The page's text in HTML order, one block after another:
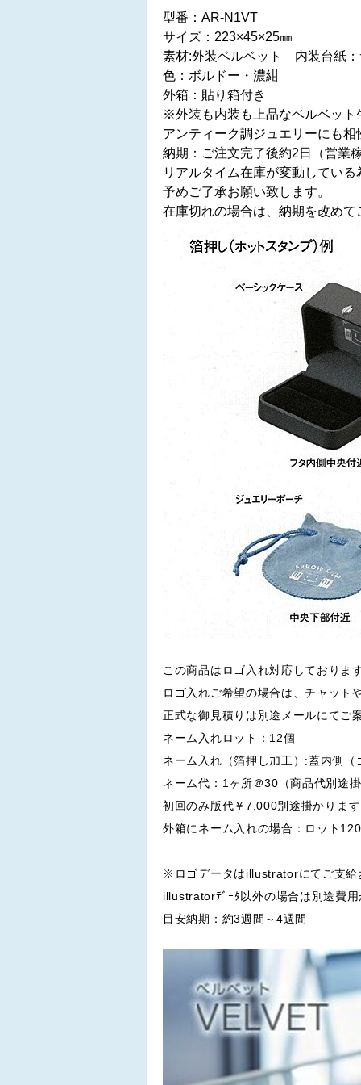
型番：AR-N1VT
サイズ：223×45×25㎜
素材:外装ベルベット 内装台紙：
色：ボルドー・濃紺
外箱：貼り箱付き
※外装も内装も上品なベルベット
アンティーク調ジュエリーにも相
納期：ご注文完了後約2日（営業
リアルタイム在庫が変動してい
予めご了承お願い致します。
在庫切れの場合は、納期を改め
この商品はロゴ入れ対応しておりま
ロゴ入れご希望の場合は、チャット
正式な御見積りは別途メールにてご
ネーム入れロット：12個
ネーム入れ（箔押し加工）:蓋内側
ネーム代：1ヶ所＠30（商品代別途
初回のみ版代￥7,000別途掛かりま
外箱にネーム入れの場合：ロット
※ロゴデータはillustratorにてご支給
illustratorﾃﾞｰﾀ以外の場合は別途費
目安納期：約3週間～4週間